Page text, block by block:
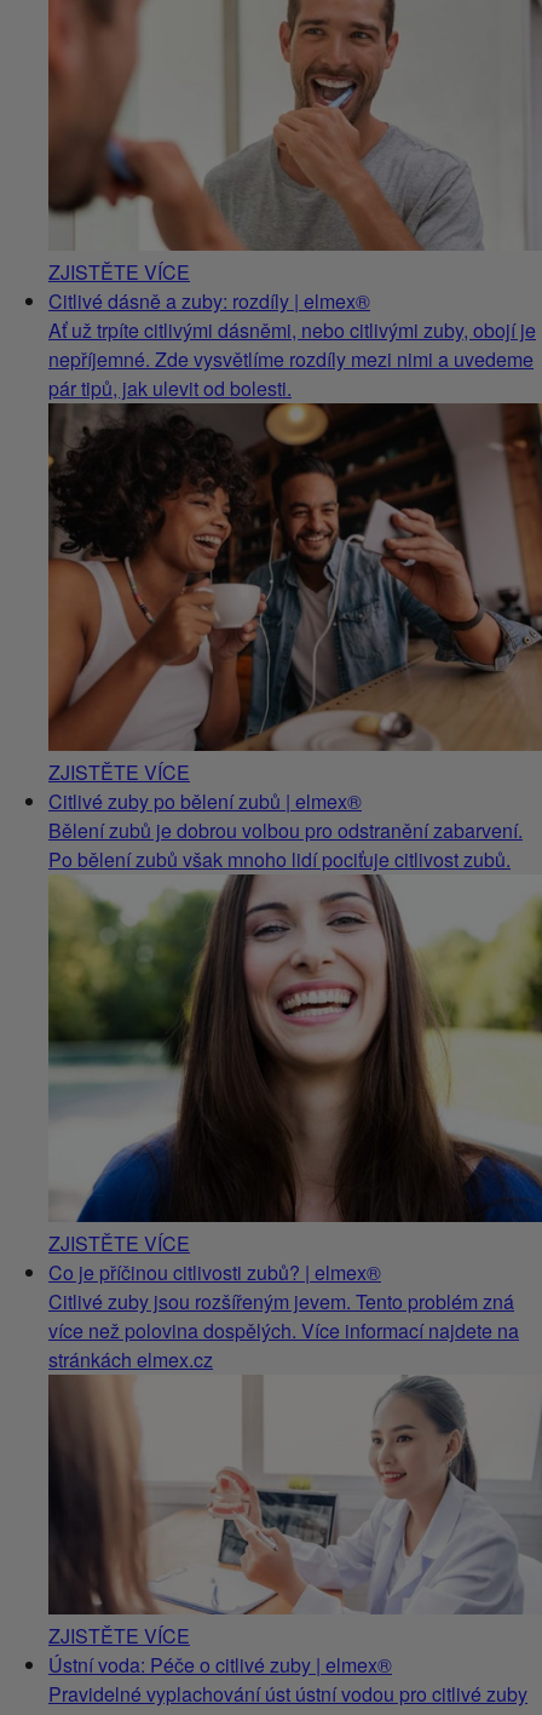
ZJISTĚTE VÍCE
Citlivé dásně a zuby: rozdíly | elmex®
Ať už trpíte citlivými dásněmi, nebo citlivými zuby, obojí je
nepříjemné. Zde vysvětlíme rozdíly mezi nimi a uvedeme
pár tipů, jak ulevit od bolesti.
ZJISTĚTE VÍCE
Citlivé zuby po bělení zubů | elmex®
Bělení zubů je dobrou volbou pro odstranění zabarvení.
Po bělení zubů však mnoho lidí pociťuje citlivost zubů.
ZJISTĚTE VÍCE
Co je příčinou citlivosti zubů? | elmex®
Citlivé zuby jsou rozšířeným jevem. Tento problém zná
více než polovina dospělých. Více informací najdete na
stránkách elmex.cz
ZJISTĚTE VÍCE
Ústní voda: Péče o citlivé zuby | elmex®
Pravidelné vyplachování úst ústní vodou pro citlivé zuby